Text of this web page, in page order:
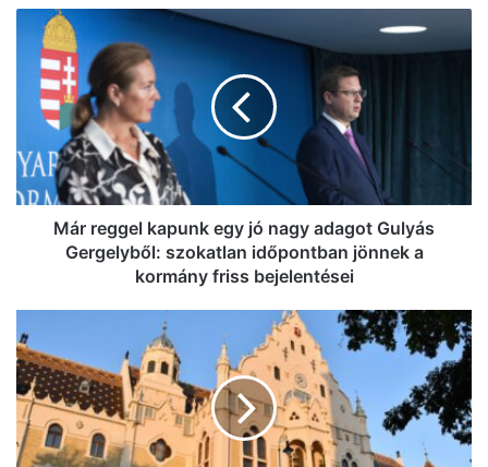
reggel
kapunk
adagot
Gulyás
Gergelyből:
szokatlan
időpontban
friss
bejelentései
Már reggel kapunk egy jó nagy adagot Gulyás
Gergelyből: szokatlan időpontban jönnek a
kormány friss bejelentései
pakk:
napsütéssel,
majd
felhőkkel
és
némi